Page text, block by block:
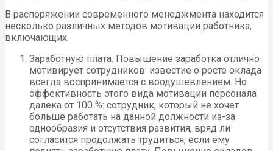
В распоряжении современного менеджмента находится
несколько различных методов мотивации работника,
включающих:
Заработную плата. Повышение заработка отлично
мотивирует сотрудников: известие о росте оклада
всегда воспринимается с воодушевлением. Но
эффективность этого вида мотивации персонала
далека от 100 %: сотрудник, который не хочет
больше работать на данной должности из-за
однообразия и отсутствия развития, вряд ли
согласится продолжать трудиться, если ему